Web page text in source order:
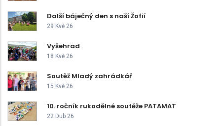
Další báječný den s naší Žofií
29 Kvě 26
Vyšehrad
18 Kvě 26
Soutěž Mladý zahrádkář
15 Kvě 26
10. ročník rukodělné soutěže PATAMAT
22 Dub 26